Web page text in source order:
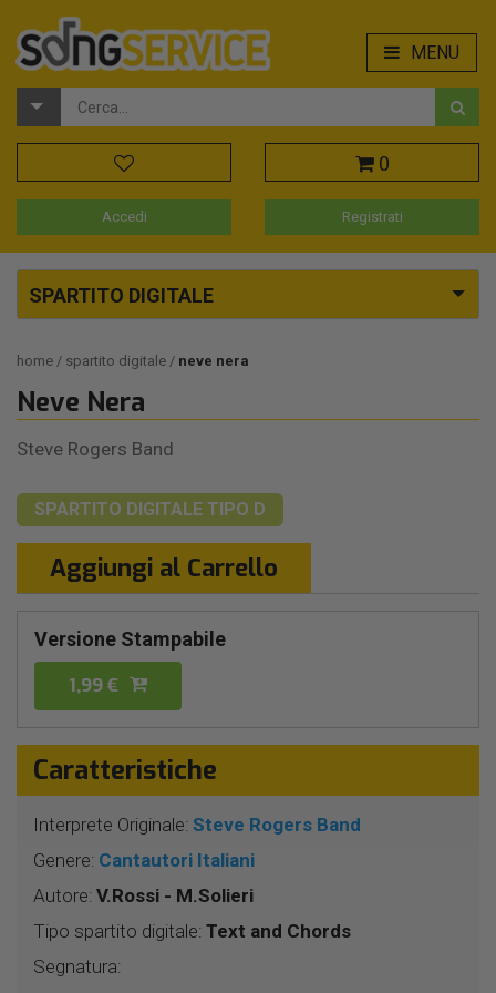
MENU
0
Accedi Registrati
SPARTITO DIGITALE
home spartito digitale neve nera
Neve Nera
Steve Rogers Band
SPARTITO DIGITALE TIPO D
Aggiungi al Carrello
Versione Stampabile
1,99 €
Caratteristiche
Interprete Originale: Steve Rogers Band
Genere: Cantautori Italiani
Autore: V.Rossi - M.Solieri
Tipo spartito digitale: Text and Chords
Segnatura: